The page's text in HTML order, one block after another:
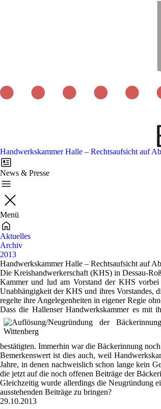
Handwerkskammer Halle – Rechtsaufsicht auf
News & Presse
Menü
Aktuelles
Archiv
2013
Handwerkskammer Halle – Rechtsaufsicht
Die Kreishandwerkerschaft (KHS) in Dessau-
Kammer und lud am Vorstand der KHS vorbei
Unabhängigkeit der KHS und ihres Vorstandes,
regelte ihre Angelegenheiten in eigener Regie
Dass die Hallenser Handwerkskammer es mit
bestätigten. Immerhin war die Bäckerinnung
Bemerkenswert ist dies auch, weil
Jahre, in denen nachweislich schon lange kein
die jetzt auf die noch offenen Beiträge der
Gleichzeitig wurde allerdings die Neugründung
ausstehenden Beiträge zu bringen?
29.10.2013